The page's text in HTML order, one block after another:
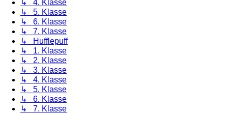
↳ 4. Klasse
↳ 5. Klasse
↳ 6. Klasse
↳ 7. Klasse
↳ Hufflepuff
↳ 1. Klasse
↳ 2. Klasse
↳ 3. Klasse
↳ 4. Klasse
↳ 5. Klasse
↳ 6. Klasse
↳ 7. Klasse